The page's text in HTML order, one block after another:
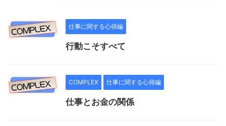
仕事に関する心得編
行動こそすべて
COMPLEX 仕事に関する心得編
仕事とお金の関係